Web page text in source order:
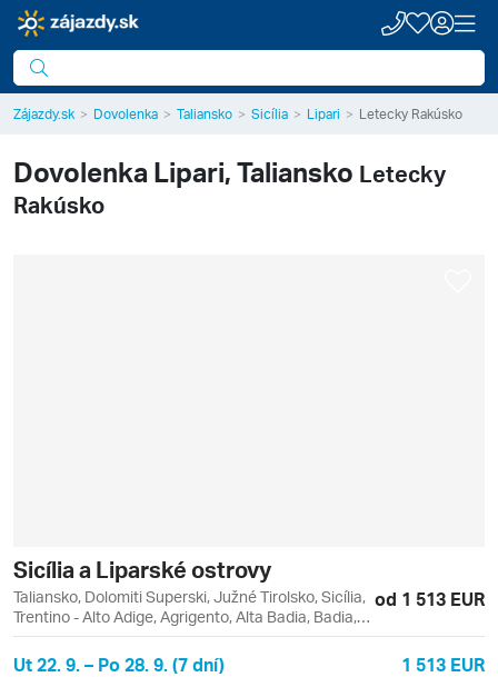
Zájazdy.sk Dovolenka Taliansko Sicília Lipari Letecky Rakúsko
Dovolenka Lipari, Taliansko Letecky
Rakúsko
Sicília a Liparské ostrovy
Taliansko, Dolomiti Superski, Južné Tirolsko, Sicília,
Trentino - Alto Adige, Agrigento, Alta Badia, Badia,
Catania, Lipari, Liparské ostrovy, Monreale,
Palermo, Sella Ronda, Taormina, Vulcano
od 1 513 EUR
Ut 22. 9. – Po 28. 9. (7 dní) 1 513 EUR